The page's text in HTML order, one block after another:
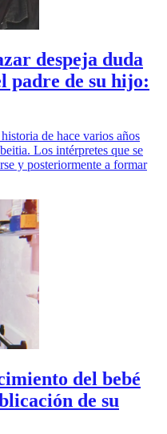
despeja duda
padre de su hijo:
de hace varios años
Los intérpretes que se
y posteriormente a formar
del bebé
de su